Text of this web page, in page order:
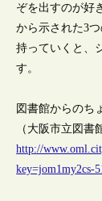
ぞを出すのが好
から示された3
持っていくと、
す。
図書館からのち
（大阪市立図書
http://
key=jom1my2cs-